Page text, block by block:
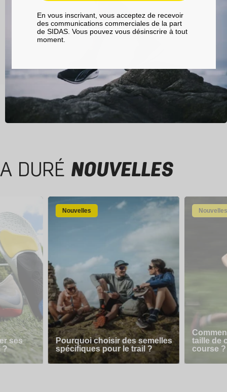
A DURÉ NOUVELLES
ses
?
Nouvelles
Pourquoi choisir des semelles
spécifiques pour le trail ?
Nouvelles
taille de
course ?
En vous inscrivant, vous acceptez de recevoir
des communications commerciales de la part
de SIDAS. Vous pouvez vous désinscrire à tout
moment.